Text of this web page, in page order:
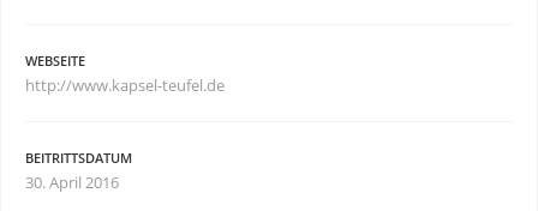
WEBSEITE
http://www.kapsel-teufel.de
BEITRITTSDATUM
30. April 2016